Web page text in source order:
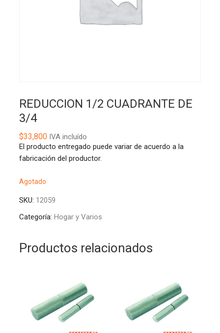
REDUCCION 1/2 CUADRANTE DE
3/4
$33,800IVA incluído
El producto entregado puede variar de acuerdo a la
fabricación del productor.
Agotado
SKU: 12059
Categoría: Hogar y Varios
Productos relacionados